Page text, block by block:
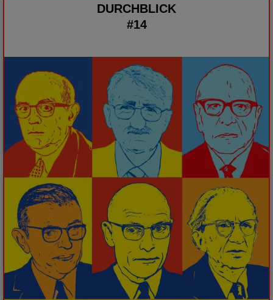
DURCHBLICK
#14